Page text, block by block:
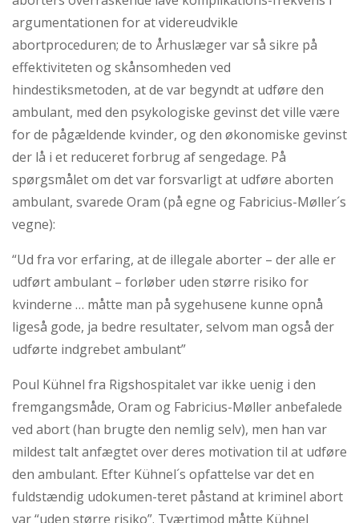
argumentationen for at videreudvikle
abortproceduren; de to Århuslæger var så sikre på
effektiviteten og skånsomheden ved
hindestiksmetoden, at de var begyndt at udføre den
ambulant, med den psykologiske gevinst det ville være
for de pågældende kvinder, og den økonomiske gevinst
der lå i et reduceret forbrug af sengedage. På
spørgsmålet om det var forsvarligt at udføre aborten
ambulant, svarede Oram (på egne og Fabricius-Møller´s
vegne):
“Ud fra vor erfaring, at de illegale aborter – der alle er
udført ambulant – forløber uden større risiko for
kvinderne … måtte man på sygehusene kunne opnå
ligeså gode, ja bedre resultater, selvom man også der
udførte indgrebet ambulant”
Poul Kühnel fra Rigshospitalet var ikke uenig i den
fremgangsmåde, Oram og Fabricius-Møller anbefalede
ved abort (han brugte den nemlig selv), men han var
mildest talt anfægtet over deres motivation til at udføre
den ambulant. Efter Kühnel´s opfattelse var det en
fuldstændig udokumen-teret påstand at kriminel abort
var “uden større risiko”. Tværtimod måtte Kühnel